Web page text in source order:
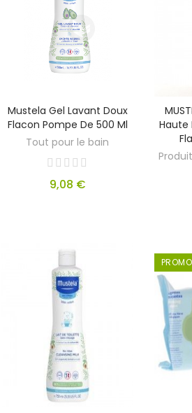
Mustela Gel Lavant Doux
Flacon Pompe De 500 Ml
Tout pour le bain
9,08 €
Haute
PROMO